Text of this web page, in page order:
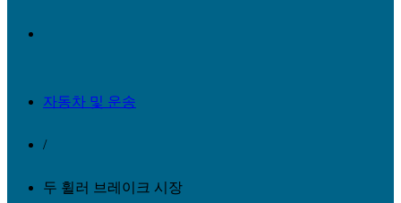
자동차 및 운송
/
두 휠러 브레이크 시장